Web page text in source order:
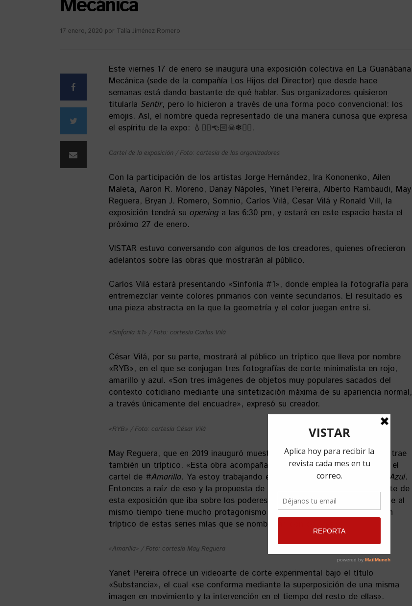
Mecánica
17 enero, 2020 por Talía Jiménez Romero
Este viernes 17 de enero se inaugura una exposición colectiva en La Guanábana
Mecánica (sede de la compañía Los Hijos del Director) que desde hace
semanas está dando bastante de qué hablar. Sus organizadores quisieron
titularla Sentir, pero lo hicieron a través de una forma poco convencional: los
emojis. Así, el nombre queda representado de una manera curiosa que expresa
el espíritu de la expo: 💧✋🏻👈🏻☠❄👈🏻.
Cartel de la exposición / Foto: cortesía de los organizadores
Con la participación de los artistas Jorge Hernández, Ira Kononenko, Ailen
Maleta, Aaron R. Moreno, Danay Nápoles, Yinet Pereira, Alberto Rambaudi, May
Reguera, Bryan J. Romero, Somnio, Carlos Vilá, Cesar Vilá y Ronald Vill, la
exposición tendrá su opening a las 6:30 pm, y estará en este espacio hasta el
próximo 27 de enero.
VISTAR estuvo conversando con algunos de los creadores, quienes ofrecieron
adelantos sobre las obras que mostrarán al público.
Carlos Vilá estará presentando «Sinfonía #1», donde emplea la fotografía para
entremezclar veinte colores primarios con veinte secundarios. El resultado es
una pieza abstracta en la que la geometría y el color juegan entre sí.
«Sinfonía #1» / Foto: cortesía Carlos Vilá
César Vilá, por su parte, mostrará al público un tríptico que lleva por nombre
«RYB», en el que se conjugan tres fotografías de corte minimalista en rojo,
amarillo y azul. «Son tres imágenes de objetos muy populares sacados del
contexto cotidiano mediante una sintetización máxima de su apariencia normal,
a través únicamente del encuadre», expresó su creador.
«RYB» / Foto: cortesía César Vilá
May Reguera, que en 2019 inauguró muestras como#Librey #AMAR&YA
, trae
también un tríptico. «Esta obra acompaña un primer retrato que hice para el
cartel de #Amarilla. Ya estoy trabajando en y luego quiero hacer #Azul.
Entonces a raíz de eso y la propuesta de los hermanos Vilá de formar parte de
esta exposición que iba sobre los poderes de los colores (una temática que al
mismo tiempo tiene mucho protagonismo en mi trabajo) pensé en sacar un
tríptico de estas series mías que se nombrarán con colores».
«Amarilla» / Foto: cortesía May Reguera
Yanet Pereira ofrece un videoarte de corte experimental bajo el título
«Substancia», el cual «se conforma mediante la superposición de una misma
imagen en movimiento y la intervención en el tiempo del resto de ellas».